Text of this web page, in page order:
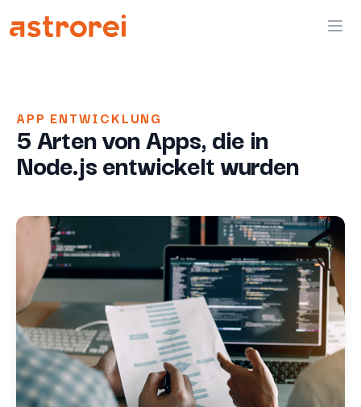
Astrorei
APP ENTWICKLUNG
5 Arten von Apps, die in
Node.js entwickelt wurden